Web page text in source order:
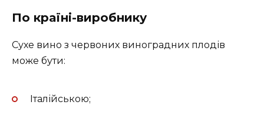
По країні-виробнику
Сухе вино з червоних виноградних плодів
може бути:
Італійською;